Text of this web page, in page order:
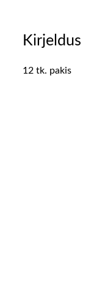
Kirjeldus
12 tk. pakis